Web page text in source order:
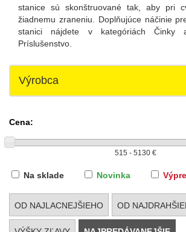
stanice sú skonštruované tak, aby pri
žiadnemu zraneniu. Doplňujúce náčinie
stanici nájdete v kategóriách Činky
Príslušenstvo.
Výrobca
Cena:
Na sklade Novinka
OD NAJLACNEJŠIEHO OD